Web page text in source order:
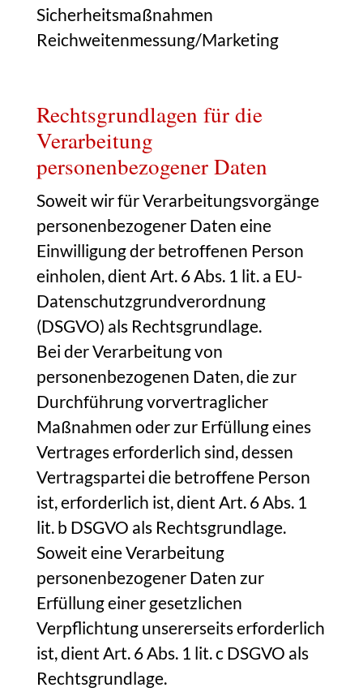
Sicherheitsmaßnahmen
Reichweitenmessung/Marketing
Rechtsgrundlagen für die
Verarbeitung
personenbezogener Daten
Soweit wir für Verarbeitungsvorgänge
personenbezogener Daten eine
Einwilligung der betroffenen Person
einholen, dient Art. 6 Abs. 1 lit. a EU-
Datenschutzgrundverordnung
(DSGVO) als Rechtsgrundlage.
Bei der Verarbeitung von
personenbezogenen Daten, die zur
Durchführung vorvertraglicher
Maßnahmen oder zur Erfüllung eines
Vertrages erforderlich sind, dessen
Vertragspartei die betroffene Person
ist, erforderlich ist, dient Art. 6 Abs. 1
lit. b DSGVO als Rechtsgrundlage.
Soweit eine Verarbeitung
personenbezogener Daten zur
Erfüllung einer gesetzlichen
Verpflichtung unsererseits erforderlich
ist, dient Art. 6 Abs. 1 lit. c DSGVO als
Rechtsgrundlage.